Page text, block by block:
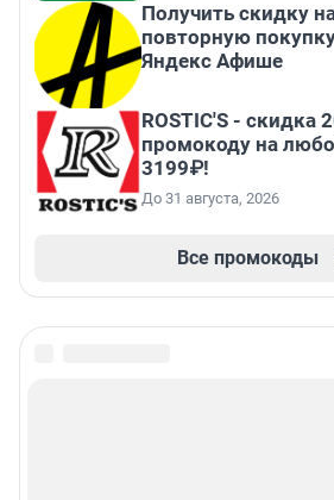
Получить скидку
повторную
Яндекс Афише
ROSTIC'S - скидка
промокоду на
3199₽!
До 31 августа, 2026
Все промокоды